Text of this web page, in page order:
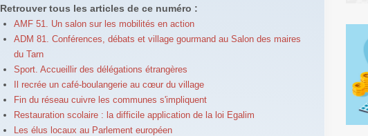
Retrouver tous les articles de ce numéro :
AMF 51. Un salon sur les mobilités en action
ADM 81. Conférences, débats et village gourmand au Salon des maires
du Tarn
Sport. Accueillir des délégations étrangères
Il recrée un café-boulangerie au cœur du village
Fin du réseau cuivre les communes s'impliquent
Restauration scolaire : la difficile application de la loi Egalim
Les élus locaux au Parlement européen